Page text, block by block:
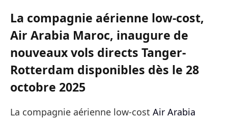
La compagnie aérienne low-cost,
Air Arabia Maroc, inaugure de
nouveaux vols directs Tanger-
Rotterdam disponibles dès le 28
octobre 2025
La compagnie aérienne low-cost Air Arabia